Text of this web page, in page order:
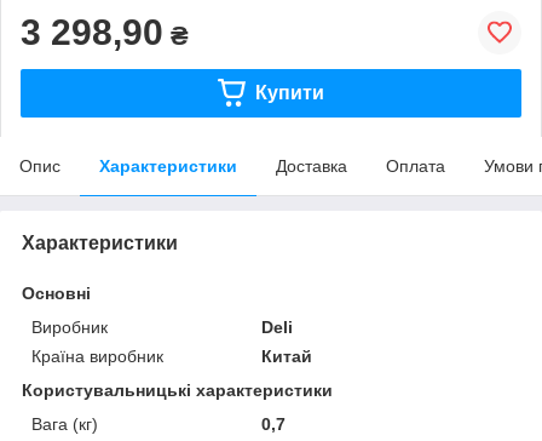
3 298,90 ₴
Купити
Опис Характеристики Доставка Оплата Умови
Характеристики
Основні
Виробник
Deli
Країна виробник
Китай
Користувальницькі характеристики
Вага (кг)
0,7